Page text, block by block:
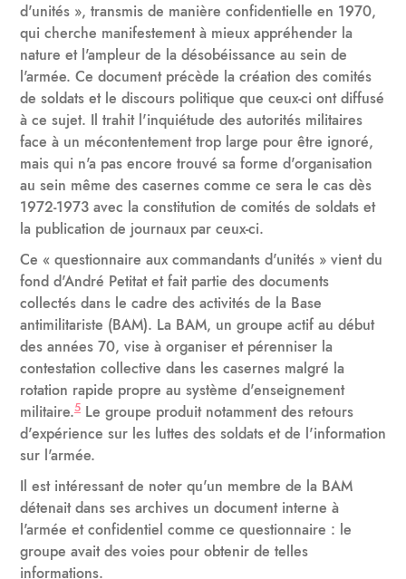
d'unités », transmis de manière confidentielle en 1970,
qui cherche manifestement à mieux appréhender la
nature et l'ampleur de la désobéissance au sein de
l'armée. Ce document précède la création des comités
de soldats et le discours politique que ceux-ci ont diffusé
à ce sujet. Il trahit l'inquiétude des autorités militaires
face à un mécontentement trop large pour être ignoré,
mais qui n'a pas encore trouvé sa forme d'organisation
au sein même des casernes comme ce sera le cas dès
1972-1973 avec la constitution de comités de soldats et
la publication de journaux par ceux-ci.
Ce « questionnaire aux commandants d'unités » vient du
fond d'André Petitat et fait partie des documents
collectés dans le cadre des activités de la Base
antimilitariste (BAM). La BAM, un groupe actif au début
des années 70, vise à organiser et pérenniser la
contestation collective dans les casernes malgré la
rotation rapide propre au système d'enseignement
militaire.5 Le groupe produit notamment des retours
d'expérience sur les luttes des soldats et de l'information
sur l'armée.
Il est intéressant de noter qu'un membre de la BAM
détenait dans ses archives un document interne à
l'armée et confidentiel comme ce questionnaire : le
groupe avait des voies pour obtenir de telles
informations.